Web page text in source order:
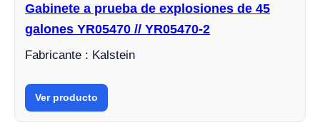
Gabinete a prueba de explosiones de 45
galones YR05470 // YR05470-2
Fabricante : Kalstein
Ver producto